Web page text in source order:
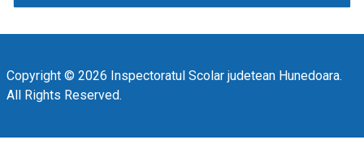
Copyright © 2026 Inspectoratul Scolar judetean Hunedoara.
All Rights Reserved.